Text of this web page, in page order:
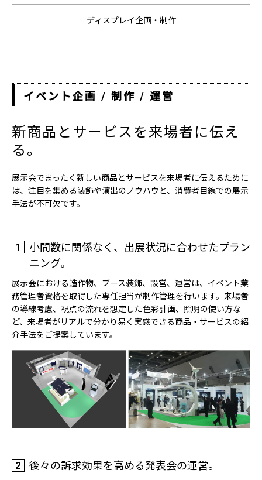
ディスプレイ企画・制作
イベント企画 / 制作 / 運営
新商品とサービスを来場者に伝え
る。
展示会でまったく新しい商品とサービスを来場者に伝えるために
は、注目を集める装飾や演出のノウハウと、消費者目線での展示
手法が不可欠です。
1
小間数に関係なく、出展状況に合わせたプラン
ニング。
展示会における造作物、ブース装飾、設営、運営は、イベント業
務管理者資格を取得した専任担当が制作管理を行います。来場者
の導線考慮、視点の流れを想定した色彩計画、照明の使い方な
ど、来場者がリアルで分かり易く実感できる商品・サービスの紹
介手法をご提案しています。
2 後々の訴求効果を高める発表会の運営。